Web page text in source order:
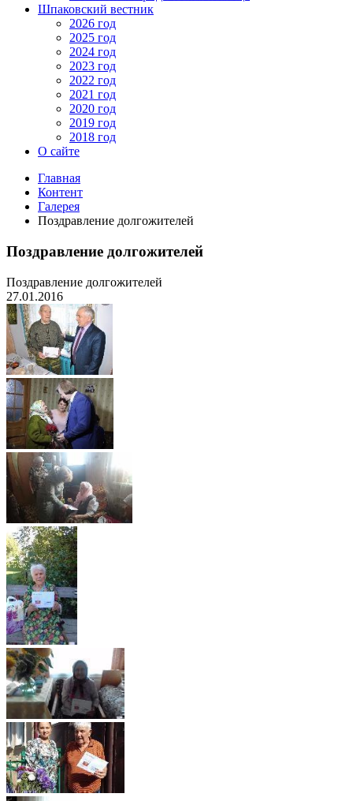
Шпаковский вестник
2026 год
2025 год
2024 год
2023 год
2022 год
2021 год
2020 год
2019 год
2018 год
О сайте
Главная
Контент
Галерея
Поздравление долгожителей
Поздравление долгожителей
Поздравление долгожителей
27.01.2016